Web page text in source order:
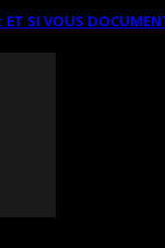
ET SI VOUS